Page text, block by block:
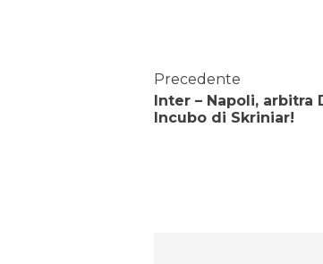
Precedente
Inter – Napoli, arbitra
Incubo di Skriniar!